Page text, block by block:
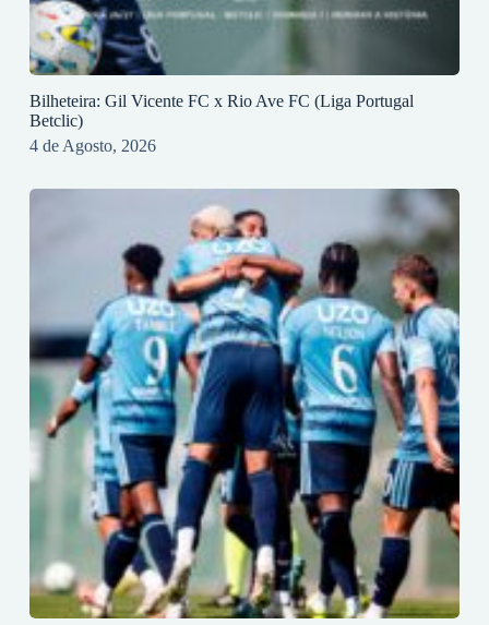
Bilheteira: Gil Vicente FC x Rio Ave FC (Liga Portugal
Betclic)
4 de Agosto, 2026